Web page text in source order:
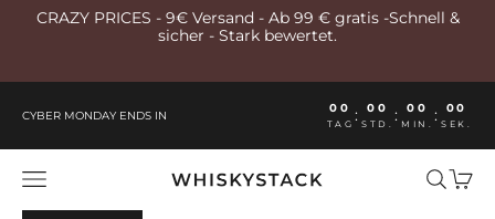
Zum Inhalt springen
CRAZY PRICES - 9€ Versand - Ab 99 € gratis -Schnell &
sicher - Stark bewertet.
CYBER MONDAY ENDS IN 00
TAG : 00
STD. : 00
MIN. : 00
SEK.
Whiskystack Germany
Menü Suchen